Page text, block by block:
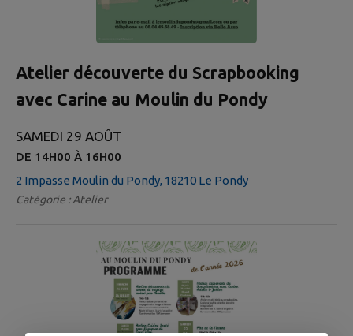
Atelier découverte du Scrapbooking
avec Carine au Moulin du Pondy
SAMEDI 29 AOÛT
DE 14H00 À 16H00
2 Impasse Moulin du Pondy, 18210 Le Pondy
Catégorie : Atelier